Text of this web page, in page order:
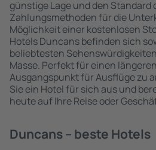
günstige Lage und den Standard
Zahlungsmethoden für die
Möglichkeit einer kostenlosen
Hotels Duncans befinden sich
beliebtesten
Masse. Perfekt für einen
Ausgangspunkt für Ausflüge zu
Sie ein Hotel für sich aus und
heute auf Ihre Reise oder
Duncans – beste Hotels